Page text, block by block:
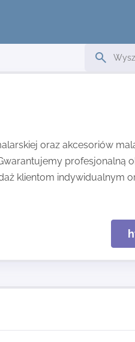
oraz akcesoriów
profesjonalną
klientom indywidualnym